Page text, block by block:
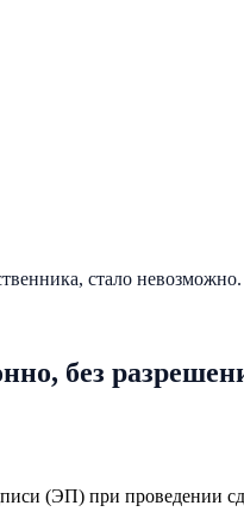
стало невозможно.
без
(ЭП) при проведении